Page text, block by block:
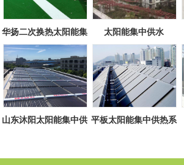
华扬二次换热太阳能集
中系统
太阳能集中供水
山东沐阳太阳能集中供 平板太阳能集中供热系